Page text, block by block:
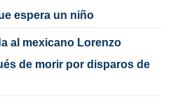
espera un niño
al mexicano Lorenzo
de morir por disparos de